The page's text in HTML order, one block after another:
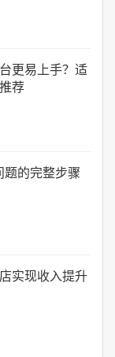
更易上手？适
荐
的完整步骤
实现收入提升